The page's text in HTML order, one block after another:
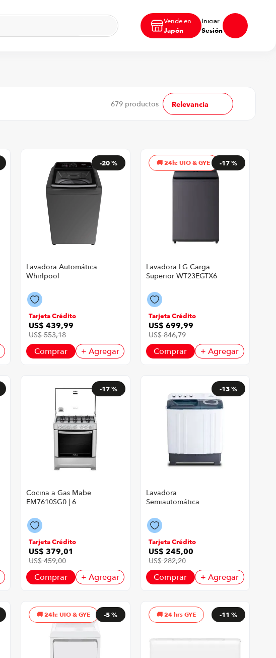
Vende en
Japón
Iniciar
Sesión
679 productos Relevancia
-20 %
Lavadora Automática
Whirlpool
Kg Sistema
Intelicarga Color Gris
Tarjeta Crédito
US$ 439,99
US$ 553,18
Comprar + Agregar
-17 %
24h: UIO & GYE
Lavadora LG Carga
Superior WT23EGTX6
Grafito
Tarjeta Crédito
US$ 699,99
US$ 846,79
Comprar + Agregar
-17 %
Cocina a Gas Mabe
EM7610SG0 | 6
Color Silver
Tarjeta Crédito
US$ 379,01
US$ 459,00
Comprar + Agregar
-13 %
Lavadora
Semiautomática
P8747 | 13 Kg Carga
Superior Color Blanco
Tarjeta Crédito
US$ 245,00
US$ 282,20
Comprar + Agregar
-5 %
24h: UIO & GYE -11 %
24 hrs GYE